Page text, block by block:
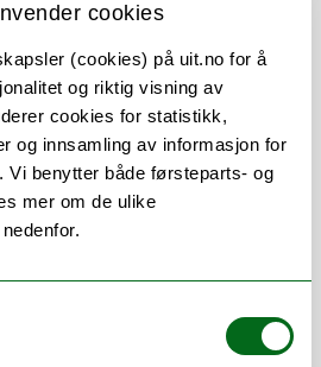
cookies
(cookies) på uit.no for å
og riktig visning av
cookies for statistikk,
og innsamling av informasjon for
Vi benytter både førsteparts- og
mer om de ulike
og budsjettansvar for
virksomhet
rekruttering og
utviklingsarbeid